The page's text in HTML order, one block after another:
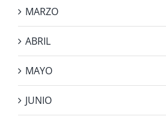
MARZO
ABRIL
MAYO
JUNIO